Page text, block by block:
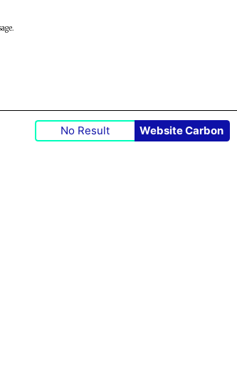
No Result Website Carbon